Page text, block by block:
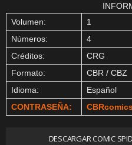
Volumen:
1
Números:
4
Créditos:
CRG
Formato:
CBR / CBZ
Idioma:
Español
CONTRASEÑA:
CBRcomics
DESCARGAR COMIC